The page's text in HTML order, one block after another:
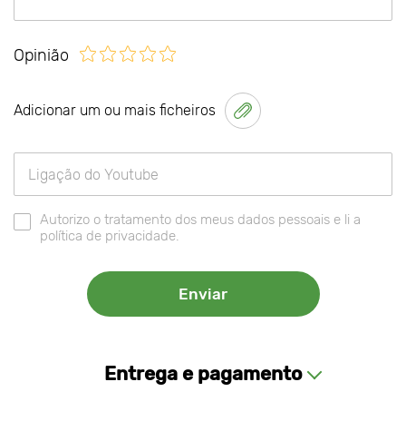
Opinião
Adicionar um ou mais ficheiros
Autorizo o tratamento dos meus dados pessoais e li a
política de privacidade.
Entrega e pagamento